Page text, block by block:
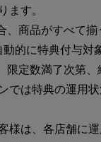
ます。
商品がすべて
的に特典付与対
定数満了次第
では特典の運用
様は、各店舗に